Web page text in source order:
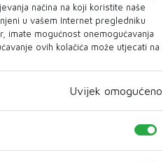
pročitajte
načina na koji koristite naše
u vašem Internet pregledniku
imate mogućnost onemogućavanja
ovih kolačića može utjecati na
Uvijek omogućeno